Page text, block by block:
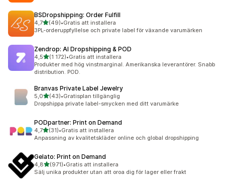
BSDropshipping: Order Fulfill
4,7av 5 stjärnor
(49)
49 recensioner totalt
•Gratis att installera
3PL-orderuppfyllelse och private label för växande varumärken
Zendrop: AI Dropshipping & POD
4,5av 5 stjärnor
(1 172)
1172 recensioner totalt
•Gratis att installera
Produkter med hög vinstmarginal. Amerikanska leverantörer. Snabb
distribution. POD.
Branvas Private Label Jewelry
5,0av 5 stjärnor
(43)
43 recensioner totalt
•Gratisplan tillgänglig
Dropshippa private label-smycken med ditt varumärke
PODpartner: Print on Demand
4,7av 5 stjärnor
(31)
31 recensioner totalt
•Gratis att installera
Anpassning av kvalitetskläder online och global dropshipping
Gelato: Print on Demand
4,8av 5 stjärnor
(971)
971 recensioner totalt
•Gratis att installera
Sälj unika produkter utan att oroa dig för lager eller frakt